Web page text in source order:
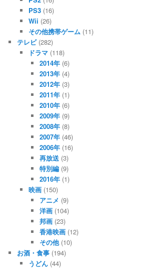
PS3(16)
Wii (26)
その他携帯ゲーム (11)
テレビ(282)
ドラマ(118)
2014年 (6)
2013年 (4)
2012年 (3)
2011年 (1)
2010年 (6)
2009年 (9)
2008年 (8)
2007年 (46)
2006年 (16)
再放送 (3)
特別編 (9)
2016年 (1)
映画(150)
アニメ (9)
洋画 (104)
邦画 (23)
香港映画 (12)
その他(10)
お酒・食事 (194)
うどん(44)